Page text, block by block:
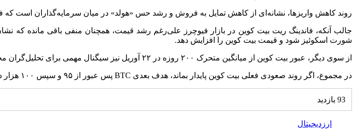
روند کاهش واریزها، نشانه‌ای از کاهش تمایل به فروش و رشد حس «هولد» در میان سرمایه‌گذاران است که
جالب آنکه، فاندینگ ریت بیت کوین در بازار فیوچرز علی‌رغم رشد قیمت، همچنان منفی باقی مانده که
شورت اسکوئیز شود و قیمت بیت کوین را افزایش دهد.
از سوی دیگر، عبور بیت ‌کوین از میانگین متحرک ۲۰۰ روزه در ۲۲ آوریل نیز سیگنال مهمی برای تحلیل‌گران محسوب می‌شود. در گذشته، این اتفاق باعث رشد ۸۰ درصدی قیمت BTC شده بود.
در مجموع، اگر روند صعودی فعلی بیت کوین پایدار بماند، هدف بعدی BTC پس عبور از ۹۵ و سپس ۱۰۰ هزار دلار، سقف تاریخی ۱۰۹ هزار دلاری خواهد بود.
93 بازدید
ارزدیجیتال